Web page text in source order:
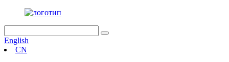
English
CN